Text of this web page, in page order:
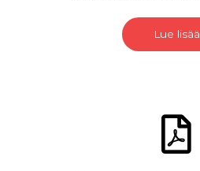
Lue lisää